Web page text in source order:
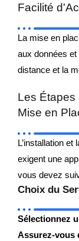
Facilité
La mise en
aux données
distance et la
Les Étapes
Mise en
L’installation et
exigent une
vous devez
Choix du
Sélectionnez
Assurez-vous